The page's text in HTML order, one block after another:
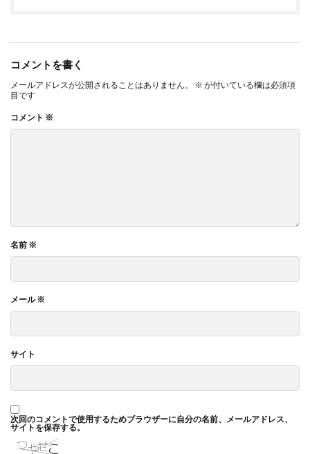
コメントを書く
メールアドレスが公開されることはありません。 ※ が付いている欄は必須項
目です
コメント ※
名前 ※
メール※
サイト
次回のコメントで使用するためブラウザーに自分の名前、メールアドレス、
サイトを保存する。